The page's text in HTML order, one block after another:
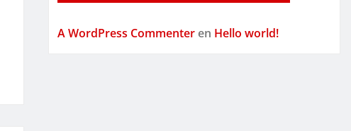
A WordPress Commenter en Hello world!